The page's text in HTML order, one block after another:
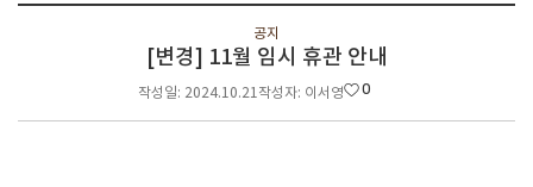
공지
[변경] 11월 임시 휴관 안내
작성일: 2024.10.21작성자: 이서영 0